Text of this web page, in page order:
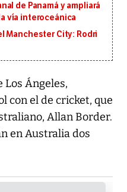
de Panamá y ampliará
vía interoceánica
Manchester City: Rodri
Los Ángeles,
con el de cricket, que
Allan Border.
en Australia dos